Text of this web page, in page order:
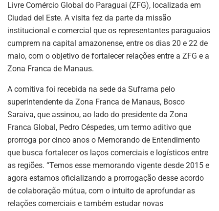
Livre Comércio Global do Paraguai (ZFG), localizada em
Ciudad del Este. A visita fez da parte da missão
institucional e comercial que os representantes paraguaios
cumprem na capital amazonense, entre os dias 20 e 22 de
maio, com o objetivo de fortalecer relações entre a ZFG e a
Zona Franca de Manaus.
A comitiva foi recebida na sede da Suframa pelo
superintendente da Zona Franca de Manaus, Bosco
Saraiva, que assinou, ao lado do presidente da Zona
Franca Global, Pedro Céspedes, um termo aditivo que
prorroga por cinco anos o Memorando de Entendimento
que busca fortalecer os laços comerciais e logísticos entre
as regiões. “Temos esse memorando vigente desde 2015 e
agora estamos oficializando a prorrogação desse acordo
de colaboração mútua, com o intuito de aprofundar as
relações comerciais e também estudar novas